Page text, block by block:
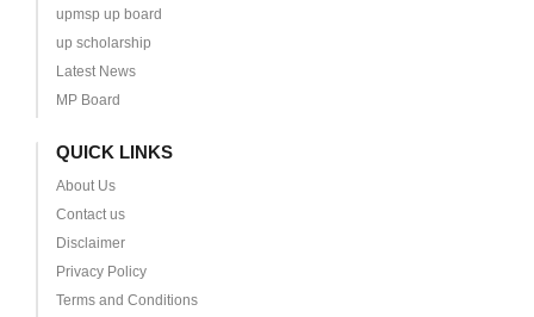
upmsp up board
up scholarship
Latest News
MP Board
QUICK LINKS
About Us
Contact us
Disclaimer
Privacy Policy
Terms and Conditions